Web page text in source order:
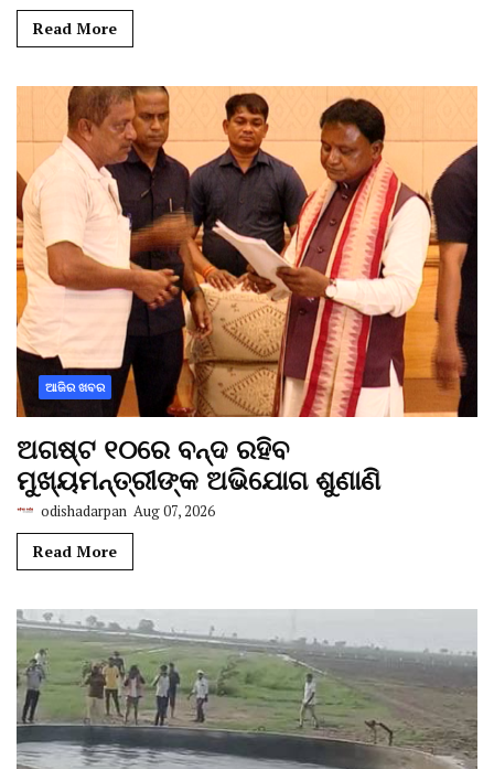
Read More
ଆଜିର ଖବର
ଅଗଷ୍ଟ ୧୦ରେ ବନ୍ଦ ରହିବ
ମୁଖ୍ୟମନ୍ତ୍ରୀଙ୍କ ଅଭିଯୋଗ ଶୁଣାଣି
odishadarpan Aug 07, 2026
Read More